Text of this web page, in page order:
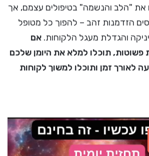
את "הלב והנשמה" בטיפולים עצמם, אך
הזדמנות זהב – להפוך כל מטופל
והגדלת מעגל הלקוחות. אם
פשוטות, תוכלו למלא את היומן שלכם
לאורך זמן ותוכלו למשוך לקוחות